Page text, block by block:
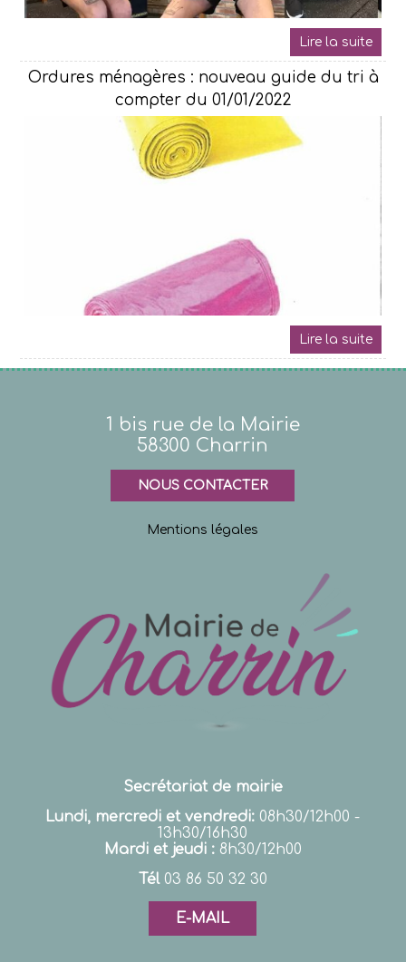
Ordures ménagères : nouveau guide du tri à
compter du 01/01/2022
1 bis rue de la Mairie
58300 Charrin
NOUS CONTACTER
Mentions légales
Secrétariat de mairie
Lundi, mercredi et vendredi: 08h30/12h00 -
13h30/16h30
Mardi et jeudi : 8h30/12h00
Tél03 86 50 32 30
E-MAIL